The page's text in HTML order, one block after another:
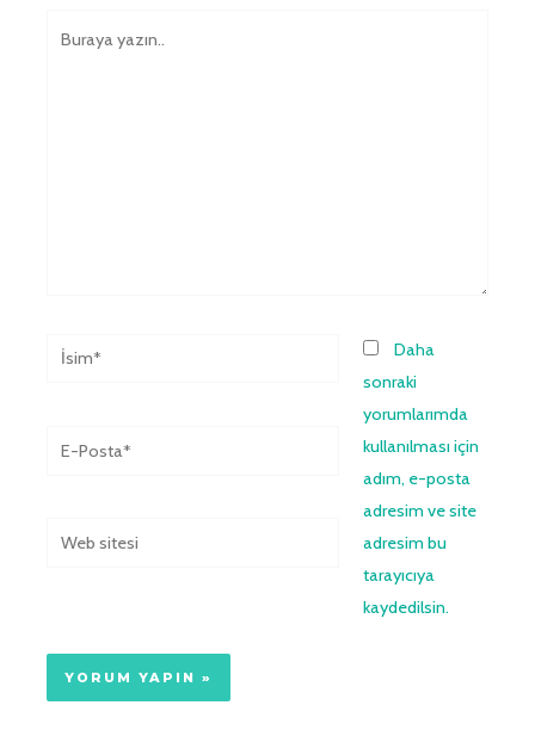
İsim*
E-
Web
Daha
sonraki
yorumlarımda
kullanılması için
adım, e-posta
adresim ve site
adresim bu
tarayıcıya
kaydedilsin.